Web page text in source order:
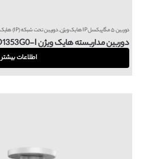
دوربین ۵ مگاپیکسل IP هایک ویژن ,دوربین تحت شبکه (IP) هایک ویژن
دوربین مداربسته هایک ویژن DS-2CD1353G0-I
اطلاعات بیشتر